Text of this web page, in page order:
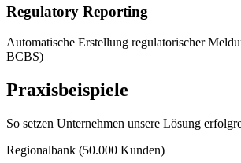
Regulatory Reporting
Automatische Erstellung regulatorischer
BCBS)
Praxisbeispiele
So setzen Unternehmen unsere Lösung
Regionalbank (50.000 Kunden)